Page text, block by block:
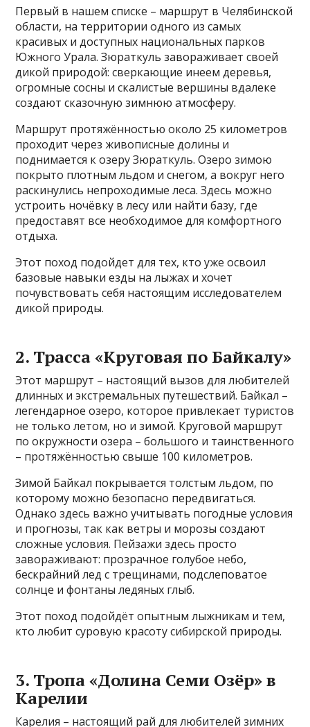
Первый в нашем списке – маршрут в Челябинской
области, на территории одного из самых
красивых и доступных национальных парков
Южного Урала. Зюраткуль завораживает своей
дикой природой: сверкающие инеем деревья,
огромные сосны и скалистые вершины вдалеке
создают сказочную зимнюю атмосферу.
Маршрут протяжённостью около 25 километров
проходит через живописные долины и
поднимается к озеру Зюраткуль. Озеро зимою
покрыто плотным льдом и снегом, а вокруг него
раскинулись непроходимые леса. Здесь можно
устроить ночёвку в лесу или найти базу, где
предоставят все необходимое для комфортного
отдыха.
Этот поход подойдет для тех, кто уже освоил
базовые навыки езды на лыжах и хочет
почувствовать себя настоящим исследователем
дикой природы.
2. Трасса «Круговая по Байкалу»
Этот маршрут – настоящий вызов для любителей
длинных и экстремальных путешествий. Байкал –
легендарное озеро, которое привлекает туристов
не только летом, но и зимой. Круговой маршрут
по окружности озера – большого и таинственного
– протяжённостью свыше 100 километров.
Зимой Байкал покрывается толстым льдом, по
которому можно безопасно передвигаться.
Однако здесь важно учитывать погодные условия
и прогнозы, так как ветры и морозы создают
сложные условия. Пейзажи здесь просто
завораживают: прозрачное голубое небо,
бескрайний лед с трещинами, подслеповатое
солнце и фонтаны ледяных глыб.
Этот поход подойдёт опытным лыжникам и тем,
кто любит суровую красоту сибирской природы.
3. Тропа «Долина Семи Озёр» в
Карелии
Карелия – настоящий рай для любителей зимних